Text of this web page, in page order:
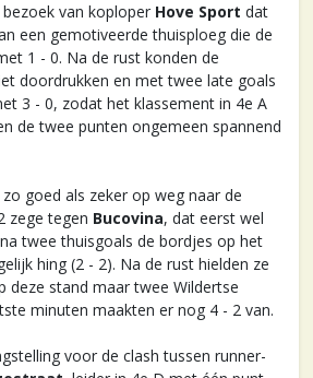
van koploper Hove Sport dat
een gemotiveerde thuisploeg die de
1 - 0. Na de rust konden de
doordrukken en met twee late goals
3 - 0, zodat het klassement in 4e A
de twee punten ongemeen spannend
zo goed als zeker op weg naar de
zege tegen Bucovina, dat eerst wel
twee thuisgoals de bordjes op het
hing (2 - 2). Na de rust hielden ze
deze stand maar twee Wildertse
minuten maakten er nog 4 - 2 van.
voor de clash tussen runner-